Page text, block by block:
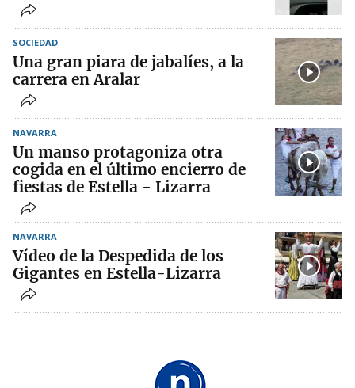
SOCIEDAD
Una gran piara de jabalíes, a la
carrera en Aralar
NAVARRA
Un manso protagoniza otra
cogida en el último encierro de
fiestas de Estella - Lizarra
NAVARRA
Vídeo de la Despedida de los
Gigantes en Estella-Lizarra